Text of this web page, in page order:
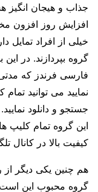
جذاب و هیجان انگیز
افزایش روز افزون
خیلی از افراد تمایل
گروه بپردازند. در این
فارسی فرندز که
نمایید می توانید
جستجو و دانلود
این گروه تمام کلیپ
کیفیت بالا در کانال
هم چنین یکی دیگر
گروه محبوب این است